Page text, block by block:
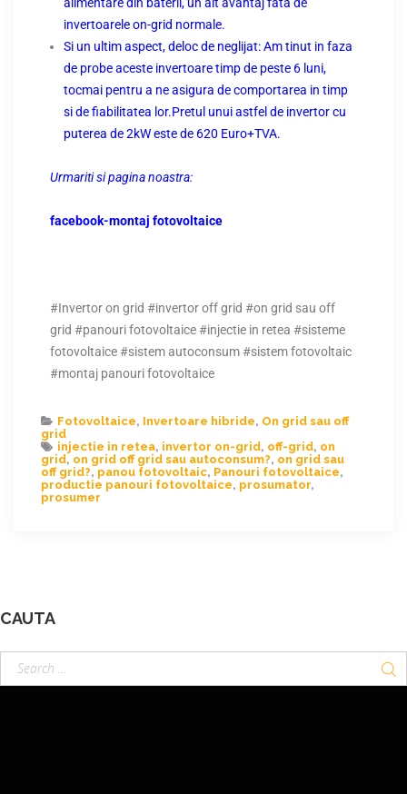
invertoarele on-grid normale.
Si un ultim aspect, deloc de neglijat: Am tinut in faza
de probe aceste invertoare timp de peste 6 luni,
tocmai pentru a ne asigura de comportarea in timp
si de fiabilitatea lor.Pretul unui astfel de invertor cu
puterea de 2kW este de 620 Euro+TVA.
Urmariti si pagina noastra:
facebook-montaj fotovoltaice
#Invertor on grid #invertor off grid #on grid sau off
grid #panouri fotovoltaice #injectie in retea #sisteme
fotovoltaice #sistem autoconsum #sistem fotovoltaic
#montaj panouri fotovoltaice
Fotovoltaice, Invertoare hibride, On grid sau off
grid
injectie in retea, invertor on-grid, off-grid, on
grid, on grid off grid sau autoconsum?, on grid sau
off grid?, panou fotovoltaic, Panouri fotovoltaice,
productie panouri fotovoltaice, prosumator,
prosumer
CAUTA